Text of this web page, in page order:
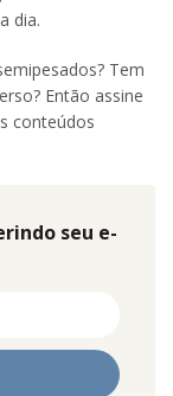
dia.
Tem
Então assine
conteúdos
seu e-